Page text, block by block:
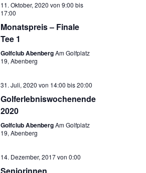
11. Oktober, 2020 von 9:00 bis
17:00
Monatspreis – Finale
Tee 1
Golfclub AbenbergAm Golfplatz
19, Abenberg
31. Juli, 2020 von 14:00 bis20:00
Golferlebniswochenende
2020
Golfclub AbenbergAm Golfplatz
19, Abenberg
14. Dezember, 2017 von 0:00